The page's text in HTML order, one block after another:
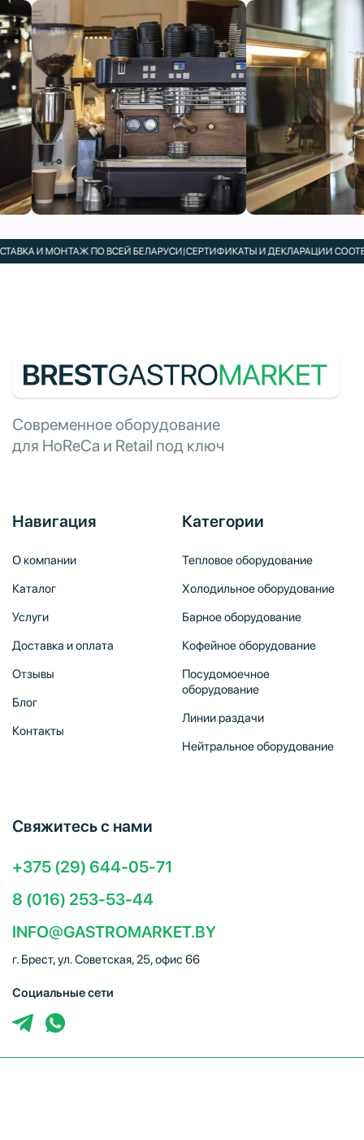
И МОНТАЖ ПО ВСЕЙ БЕЛАРУСИ|СЕРТИФИКАТЫ И ДЕКЛАРАЦИИ
Современное оборудование
для HoReCa и Retail под ключ
Навигация
О компании
Каталог
Услуги
Доставка и оплата
Отзывы
Блог
Контакты
Категории
Тепловое оборудование
Холодильное оборудование
Барное оборудование
Кофейное оборудование
Посудомоечное
оборудование
Линии раздачи
Нейтральное оборудование
Свяжитесь с нами
+375 (29) 644-05-71
8 (016) 253-53-44
INFO@GASTROMARKET.BY
г. Брест, ул. Советская, 25, офис 66
Социальные сети